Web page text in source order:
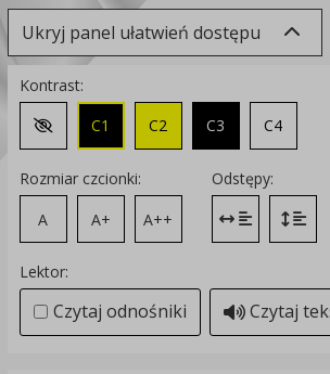
Ukryj panel ułatwień dostępu
Kontrast:
Zmień kontrast na domyślny
C1 C2 C3 C4
Rozmiar czcionki:
A
A+ A++
Odstępy:
Zmień
Lektor:
Czytaj odnośniki Czytaj